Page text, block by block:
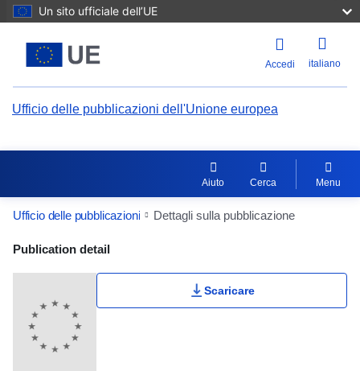
Un sito ufficiale dell’UE
Accedi italiano
Ufficio delle pubblicazioni dell'Unione europea
Aiuto Cerca Menu
Ufficio delle pubblicazioni Dettagli sulla pubblicazione
Publication Detail Actions Portlet
Publication detail
Scaricare